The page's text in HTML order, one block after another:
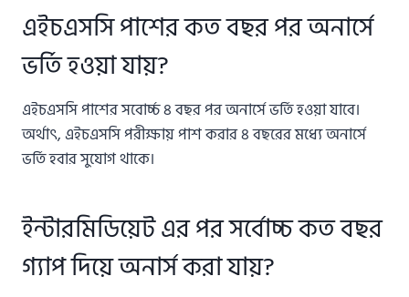
এইচএসসি পাশের কত বছর পর অনার্সে
ভর্তি হওয়া যায়?
এইচএসসি পাশের সবোর্চ্চ ৪ বছর পর অনার্সে ভর্তি হওয়া যাবে।
অর্থাৎ, এইচএসসি পরীক্ষায় পাশ করার ৪ বছরের মধ্যে অনার্সে
ভর্তি হবার সুযোগ থাকে।
ইন্টারমিডিয়েট এর পর সর্বোচ্চ কত বছর
গ্যাপ দিয়ে অনার্স করা যায়?